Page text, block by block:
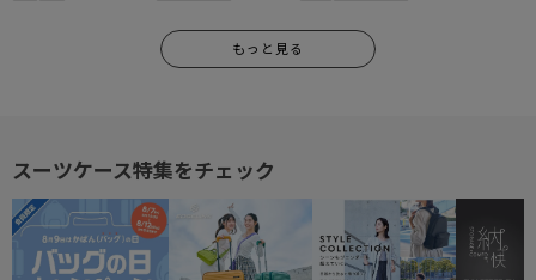
もっと見る
スーツケース特集をチェック